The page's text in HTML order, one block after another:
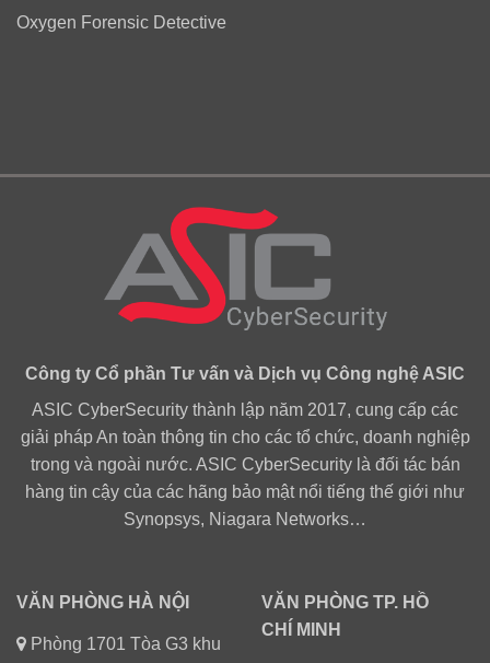
Oxygen Forensic Detective
Công ty Cổ phần Tư vấn và Dịch vụ Công nghệ ASIC
ASIC CyberSecurity thành lập năm 2017, cung cấp các
giải pháp An toàn thông tin cho các tổ chức, doanh nghiệp
trong và ngoài nước. ASIC CyberSecurity là đối tác bán
hàng tin cậy của các hãng bảo mật nổi tiếng thế giới như
Synopsys, Niagara Networks…
VĂN PHÒNG HÀ NỘI
Phòng 1701 Tòa G3 khu
VĂN PHÒNG TP. HỒ
CHÍ MINH